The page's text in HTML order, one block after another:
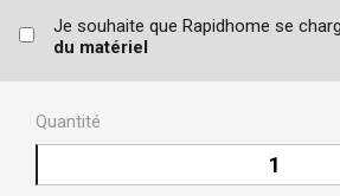
Je souhaite que Rapidhome se
du matériel
Quantité